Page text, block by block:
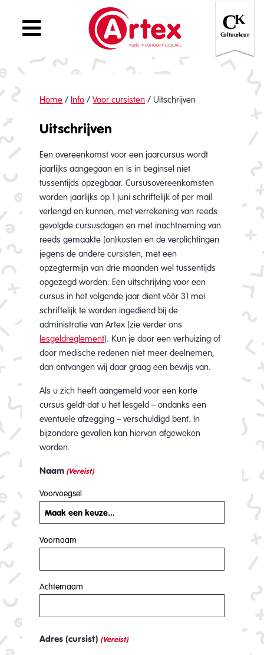
Home /Info /Voor cursisten /Uitschrijven
Uitschrijven
Een overeenkomst voor een jaarcursus wordt
jaarlijks aangegaan en is in beginsel niet
tussentijds opzegbaar. Cursusovereenkomsten
worden jaarlijks op 1 juni schriftelijk of per mail
verlengd en kunnen, met verrekening van reeds
gevolgde cursusdagen en met inachtneming van
reeds gemaakte (on)kosten en de verplichtingen
jegens de andere cursisten, met een
opzegtermijn van drie maanden wel tussentijds
opgezegd worden. Een uitschrijving voor een
cursus in het volgende jaar dient vóór 31 mei
schriftelijk te worden ingediend bij de
administratie van Artex (zie verder ons
lesgeldreglement). Kun je door een verhuizing of
door medische redenen niet meer deelnemen,
dan ontvangen wij daar graag een bewijs van.
Als u zich heeft aangemeld voor een korte
cursus geldt dat u het lesgeld – ondanks een
eventuele afzegging – verschuldigd bent. In
bijzondere gevallen kan hiervan afgeweken
worden.
Naam (Vereist)
Voorvoegsel
Voornaam
Achternaam
Adres (cursist) (Vereist)